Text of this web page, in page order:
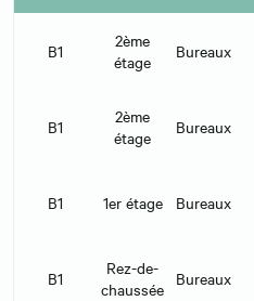
B1
2ème
étage
Bureaux
B1
2ème
étage
Bureaux
B1 1er étage Bureaux
B1
Rez-de-
chaussée Bureaux